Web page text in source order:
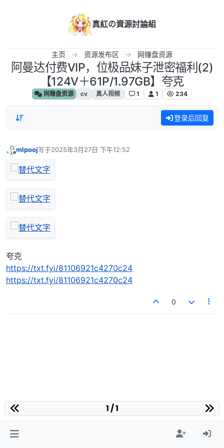
真紅の資源討論組
主页 资源发布区 网赚盘资源
阿曼达付费VIP，位极品妹子泄密福利(2)
【124V＋61P/1.97GB】夸克
网赚盘资源 cv 真人视频 1 1 234
登录后回复
mlpooj写于2025年3月27日 下午12:52
最后由 编辑
夸克
https://txt.fyi/81106921c4270c24
https://txt.fyi/81106921c4270c24
0
1 / 1